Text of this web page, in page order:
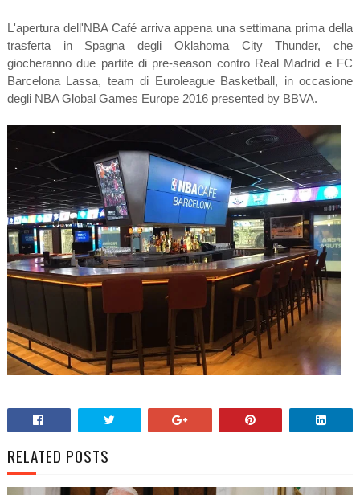
L'apertura dell'NBA Café arriva appena una settimana prima della
trasferta in Spagna degli Oklahoma City Thunder, che
giocheranno due partite di pre-season contro Real Madrid e FC
Barcelona Lassa, team di Euroleague Basketball, in occasione
degli NBA Global Games Europe 2016 presented by BBVA.
RELATED POSTS